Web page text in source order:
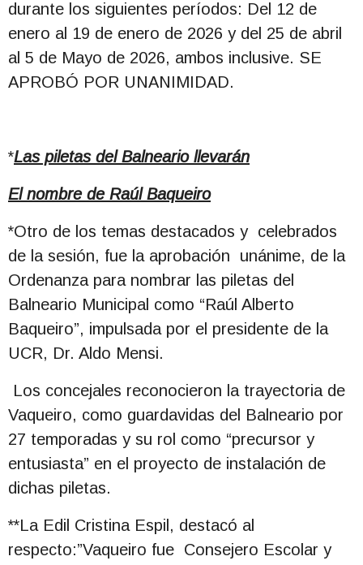
durante los siguientes períodos: Del 12 de
enero al 19 de enero de 2026 y del 25 de abril
al 5 de Mayo de 2026, ambos inclusive. SE
APROBÓ POR UNANIMIDAD.
*Las piletas del Balneario llevarán
El nombre de Raúl Baqueiro
*Otro de los temas destacados y celebrados
de la sesión, fue la aprobación unánime, de la
Ordenanza para nombrar las piletas del
Balneario Municipal como “Raúl Alberto
Baqueiro”, impulsada por el presidente de la
UCR, Dr. Aldo Mensi.
Los concejales reconocieron la trayectoria de
Vaqueiro, como guardavidas del Balneario por
27 temporadas y su rol como “precursor y
entusiasta” en el proyecto de instalación de
dichas piletas.
**La Edil Cristina Espil, destacó al
respecto:”Vaqueiro fue Consejero Escolar y